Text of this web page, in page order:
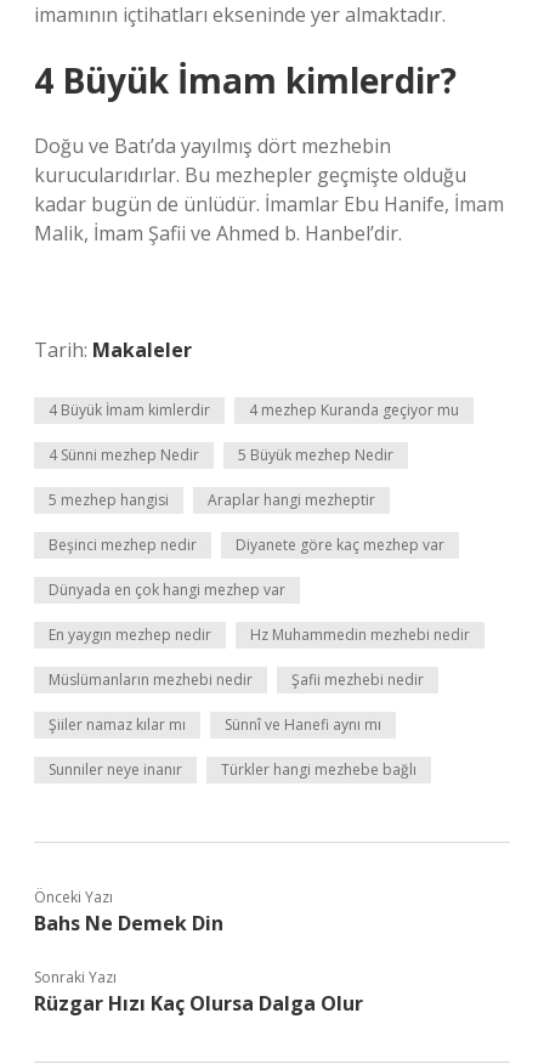
imamının içtihatları ekseninde yer almaktadır.
4 Büyük İmam kimlerdir?
Doğu ve Batı’da yayılmış dört mezhebin
kurucularıdırlar. Bu mezhepler geçmişte olduğu
kadar bugün de ünlüdür. İmamlar Ebu Hanife, İmam
Malik, İmam Şafii ve Ahmed b. Hanbel’dir.
Tarih: Makaleler
4 Büyük İmam kimlerdir 4 mezhep Kuranda geçiyor mu
4 Sünni mezhep Nedir 5 Büyük mezhep Nedir
5 mezhep hangisi Araplar hangi mezheptir
Beşinci mezhep nedir Diyanete göre kaç mezhep var
Dünyada en çok hangi mezhep var
En yaygın mezhep nedir Hz Muhammedin mezhebi nedir
Müslümanların mezhebi nedir Şafii mezhebi nedir
Şiiler namaz kılar mı Sünnî ve Hanefi aynı mı
Sunniler neye inanır Türkler hangi mezhebe bağlı
Önceki Yazı
Bahs Ne Demek Din
Sonraki Yazı
Rüzgar Hızı Kaç Olursa Dalga Olur